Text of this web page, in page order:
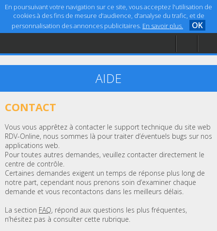
En poursuivant votre navigation sur ce site, vous acceptez l'utilisation de
cookies à des fins de mesure d'audience, d'analyse du trafic, et de
personnalisation des annonces publicitaires. En savoir plus. OK
Accueil
Aide
AIDE
CONTACT
Vous vous apprêtez à contacter le support technique du site web
RDV-Online, nous sommes là pour traiter d’éventuels bugs sur nos
applications web.
Pour toutes autres demandes, veuillez contacter directement le
centre de contrôle.
Certaines demandes exigent un temps de réponse plus long de
notre part, cependant nous prenons soin d’examiner chaque
demande et vous recontactons dans les meilleurs délais.
La section FAQ, répond aux questions les plus fréquentes,
n’hésitez pas à consulter cette rubrique.